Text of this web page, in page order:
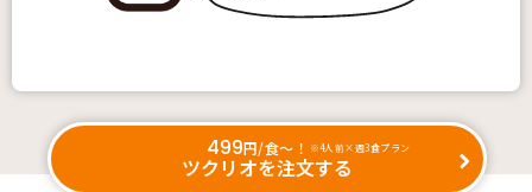
499円/食〜！ ※4人前×週3食プラン
ツクリオを注文する